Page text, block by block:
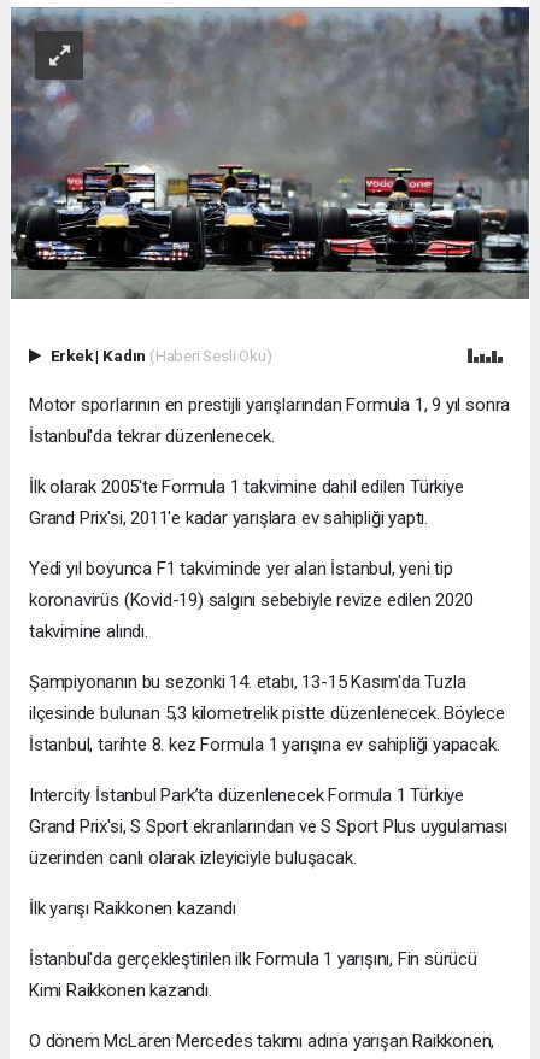
Erkek| Kadın (Haberi Sesli Oku)
Motor sporlarının en prestijli yarışlarından Formula 1, 9 yıl sonra
İstanbul'da tekrar düzenlenecek.
İlk olarak 2005'te Formula 1 takvimine dahil edilen Türkiye
Grand Prix'si, 2011'e kadar yarışlara ev sahipliği yaptı.
Yedi yıl boyunca F1 takviminde yer alan İstanbul, yeni tip
koronavirüs (Kovid-19) salgını sebebiyle revize edilen 2020
takvimine alındı.
Şampiyonanın bu sezonki 14. etabı, 13-15 Kasım'da Tuzla
ilçesinde bulunan 5,3 kilometrelik pistte düzenlenecek. Böylece
İstanbul, tarihte 8. kez Formula 1 yarışına ev sahipliği yapacak.
Intercity İstanbul Park’ta düzenlenecek Formula 1 Türkiye
Grand Prix'si, S Sport ekranlarından ve S Sport Plus uygulaması
üzerinden canlı olarak izleyiciyle buluşacak.
İlk yarışı Raikkonen kazandı
İstanbul'da gerçekleştirilen ilk Formula 1 yarışını, Fin sürücü
Kimi Raikkonen kazandı.
O dönem McLaren Mercedes takımı adına yarışan Raikkonen,